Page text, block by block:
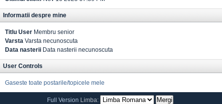
Informatii despre mine
Titlu User Membru senior
Varsta Varsta necunoscuta
Data nasterii Data nasterii necunoscuta
User Controls
Gaseste toate postarile/topicele mele
Full Version Limba: